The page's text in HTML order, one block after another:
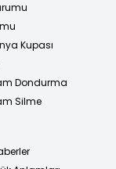
Kupası
Dondurma
Silme